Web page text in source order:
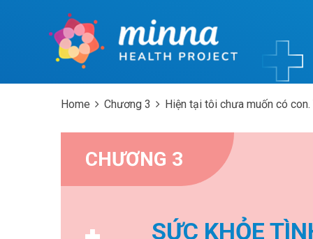
Home Chương 3 Hiện tại tôi chưa muốn có
CHƯƠNG 3
SỨC KHỎE